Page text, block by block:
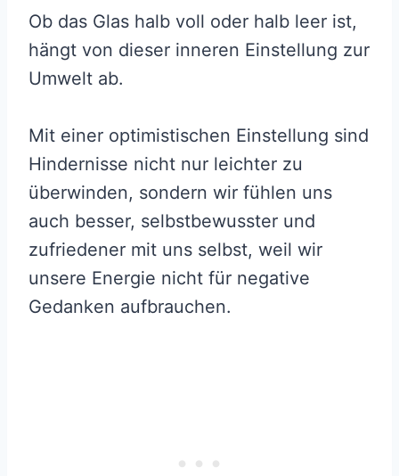
Ob das Glas halb voll oder halb leer ist,
hängt von dieser inneren Einstellung zur
Umwelt ab.
Mit einer optimistischen Einstellung sind
Hindernisse nicht nur leichter zu
überwinden, sondern wir fühlen uns
auch besser, selbstbewusster und
zufriedener mit uns selbst, weil wir
unsere Energie nicht für negative
Gedanken aufbrauchen.